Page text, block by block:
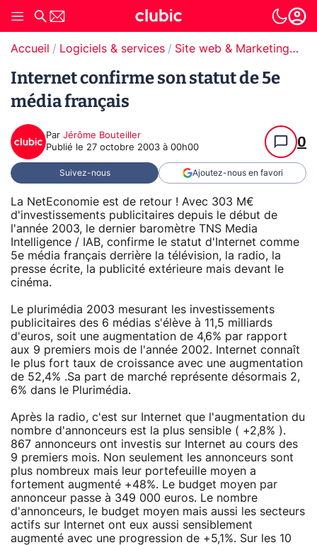
Accueil Logiciels & services Site web & Marketing Digital
Internet confirme son statut de 5e
média français
Par Jérôme Bouteiller
Publié le 27 octobre 2003 à 00h00 0
Suivez-nous Ajoutez-nous en favori
La NetEconomie est de retour ! Avec 303 M€
d'investissements publicitaires depuis le début de
l'année 2003, le dernier baromètre TNS Media
Intelligence / IAB, confirme le statut d'Internet comme
5e média français derrière la télévision, la radio, la
presse écrite, la publicité extérieure mais devant le
cinéma.
Le plurimédia 2003 mesurant les investissements
publicitaires des 6 médias s'élève à 11,5 milliards
d'euros, soit une augmentation de 4,6% par rapport
aux 9 premiers mois de l'année 2002. Internet connaît
le plus fort taux de croissance avec une augmentation
de 52,4% .Sa part de marché représente désormais 2,
6% dans le Plurimédia.
Après la radio, c'est sur Internet que l'augmentation du
nombre d'annonceurs est la plus sensible ( +2,8% ).
867 annonceurs ont investis sur Internet au cours des
9 premiers mois. Non seulement les annonceurs sont
plus nombreux mais leur portefeuille moyen a
fortement augmenté +48%. Le budget moyen par
annonceur passe à 349 000 euros. Le nombre
d'annonceurs, le budget moyen mais aussi les secteurs
actifs sur Internet ont eux aussi sensiblement
augmenté avec une progression de +5,1%. Sur les 10